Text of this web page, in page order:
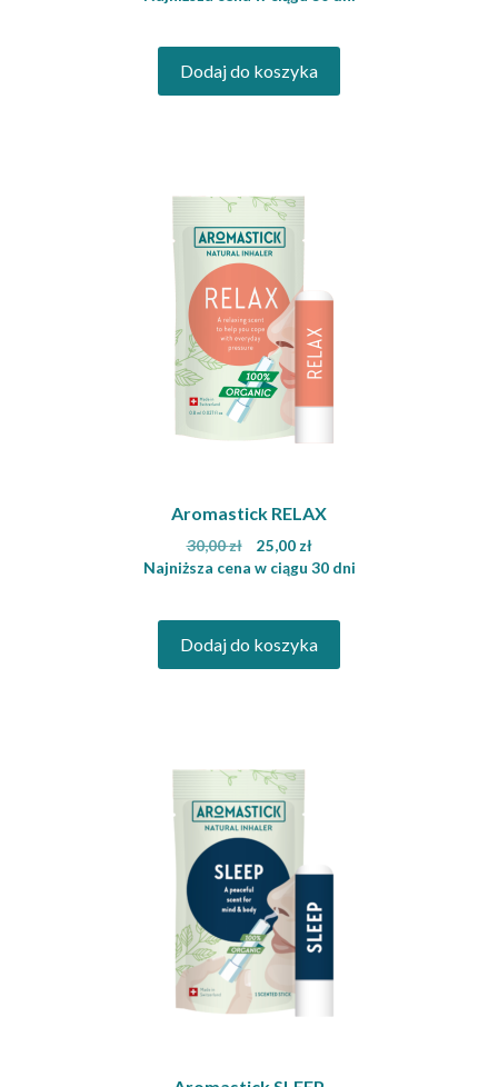
Dodaj do koszyka
Aromastick RELAX
30,00zł
Pierwotna
cena
25,00 złAktualna
cena
Najniższa cena w ciągu 30 dni
Dodaj do koszyka